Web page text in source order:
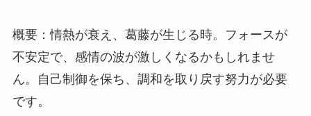
概要：情熱が衰え、葛藤が生じる時。フォースが
不安定で、感情の波が激しくなるかもしれませ
ん。自己制御を保ち、調和を取り戻す努力が必要
です。